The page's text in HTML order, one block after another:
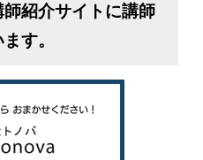
紹介サイトに講師
す。